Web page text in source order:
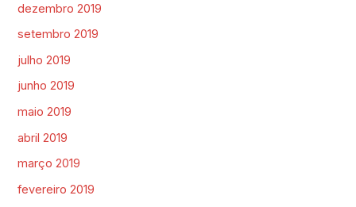
dezembro 2019
setembro 2019
julho 2019
junho 2019
maio 2019
abril 2019
março 2019
fevereiro 2019